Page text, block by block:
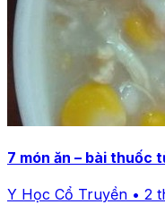
7 món ăn – bài thuốc
Y Học Cổ Truyền • 2